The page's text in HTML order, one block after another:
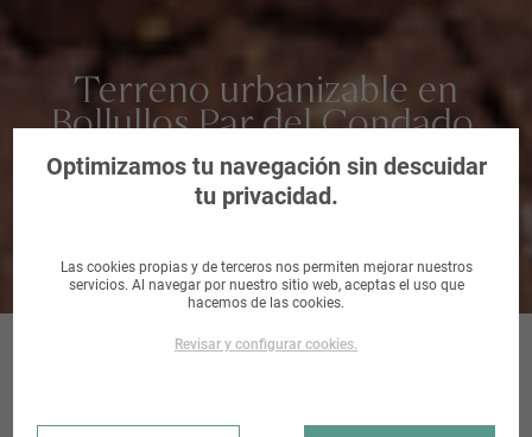
Terreno urbanizable en
Bollullos Par del Condado,
Huelva
Optimizamos tu navegación sin descuidar
tu privacidad.
Las cookies propias y de terceros nos permiten mejorar nuestros
servicios. Al navegar por nuestro sitio web, aceptas el uso que
hacemos de las cookies.
Revisar y configurar cookies.